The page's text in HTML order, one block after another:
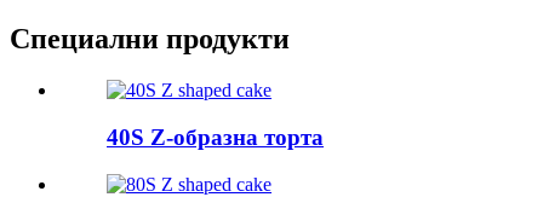
Специални продукти
40S Z-образна торта